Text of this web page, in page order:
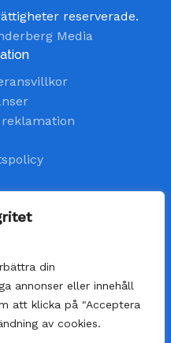
din
annonser eller innehåll
att klicka på "Acceptera
av cookies.
reserverade.
Media
helgfria vardagar.
så fort som möjligt,
48 timmar.